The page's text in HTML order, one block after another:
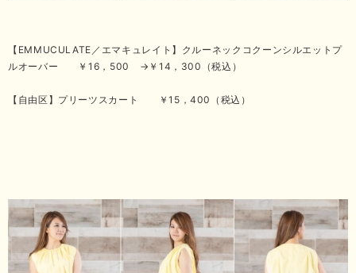
【EMMUCULATE／エマキュレイト】クルーネックコクーンシルエットプ
ルオーバー ￥16，500 →￥14，300（税込）
【自由区】プリーツスカート ￥15，400（税込）